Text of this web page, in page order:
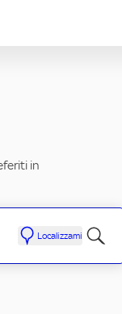
in
Localizzami